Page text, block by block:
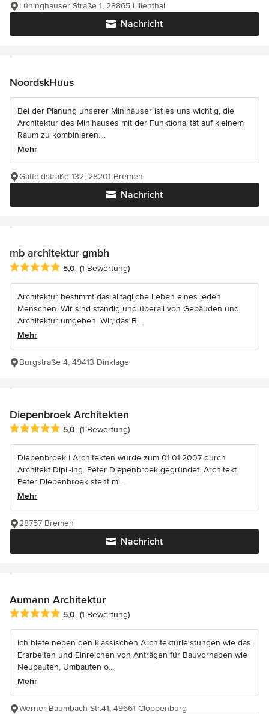
Nachricht
Lüninghauser Straße 1, 28865 Lilienthal
NoordskHuus
Bei der Planung unserer Minihäuser ist es uns wichtig, die
Architektur des Minihauses mit der Funktionalität auf kleinem
Raum zu kombinieren....
Mehr
Nachricht
Gatfeldstraße 132, 28201 Bremen
mb architektur gmbh
Durchschnittliche Bewertung: 5 von 5 Sternen
5,0 (1 Bewertung)
Architektur bestimmt das alltägliche Leben eines jeden
Menschen. Wir sind ständig und überall von Gebäuden und
Architektur umgeben. Wir, das B...
Mehr
Burgstraße 4, 49413 Dinklage
Diepenbroek Architekten
Durchschnittliche Bewertung: 5 von 5 Sternen
5,0 (1 Bewertung)
Diepenbroek | Architekten wurde zum 01.01.2007 durch
Architekt Dipl.-Ing. Peter Diepenbroek gegründet. Architekt
Peter Diepenbroek steht mi...
Mehr
Nachricht
28757 Bremen
Aumann Architektur
Durchschnittliche Bewertung: 5 von 5 Sternen
5,0 (1 Bewertung)
Ich biete neben den klassischen Architekturleistungen wie das
Erarbeiten und Einreichen von Anträgen für Bauvorhaben wie
Neubauten, Umbauten o...
Mehr
Werner-Baumbach-Str.41, 49661 Cloppenburg